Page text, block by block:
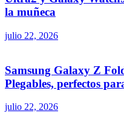
la muñeca
julio 22, 2026
Samsung Galaxy Z
Plegables, perfectos
julio 22, 2026